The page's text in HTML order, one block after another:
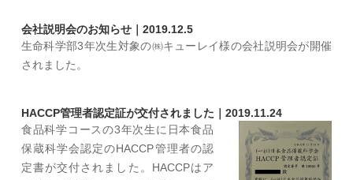
会社説明会のお知らせ｜2019.12.5
生命科学部3年次生対象の㈱キューレイ様の会社説明会が開催
されました。
HACCP管理者認定証が交付されました｜2019.11.24
食品科学コースの3年次生に日本食品
保蔵科学会認定のHACCP管理者の認
定書が交付されました。HACCPはア